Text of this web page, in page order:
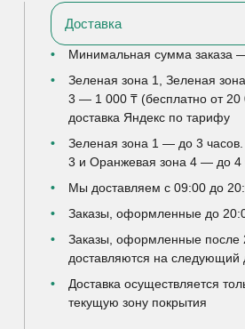
Доставка
Минимальная сумма заказа
Зеленая зона 1, Зеленая
3 — 1 000 ₸ (бесплатно от
доставка Яндекс по тарифу
Зеленая зона 1 — до 3
3 и Оранжевая зона 4 — до 4
Мы доставляем с 09:00 до
Заказы, оформленные до
Заказы, оформленные после
доставляются на следующий
Доставка осуществляется
текущую зону покрытия